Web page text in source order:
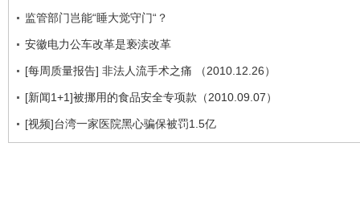
监管部门岂能“睡大觉守门“？
安徽电力公车改革是亵渎改革
[每周质量报告] 非法人流手术之痛 （2010.12.26）
[新闻1+1]被挪用的食品安全专项款（2010.09.07）
[视频]台湾一家医院黑心骗保被罚1.5亿